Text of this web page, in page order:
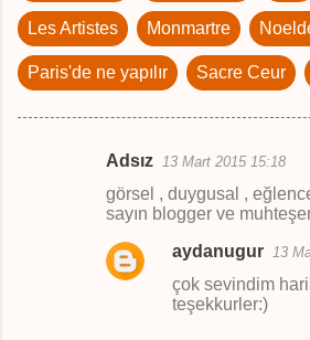
Les Artistes Monmartre
Paris'de ne yapılır Sacre Ceur
Adsız 13 Mart 2015 15:18
görsel , duygusal ,
sayın blogger ve
aydanugur 13
çok sevindim
teşekkurler:)